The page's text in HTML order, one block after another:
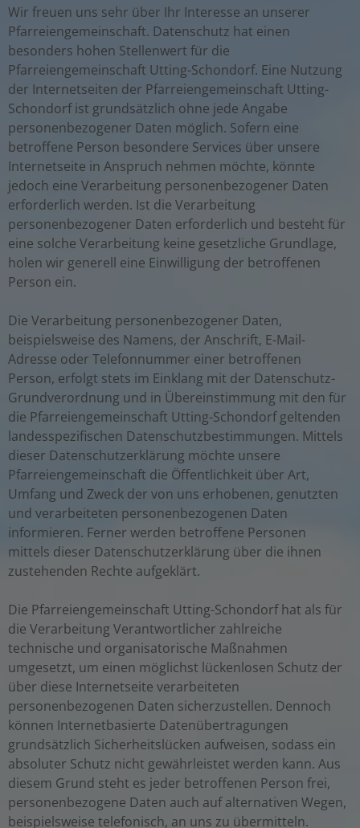
Wir freuen uns sehr über Ihr Interesse an unserer
Pfarreiengemeinschaft. Datenschutz hat einen
besonders hohen Stellenwert für die
Pfarreiengemeinschaft Utting-Schondorf. Eine Nutzung
der Internetseiten der Pfarreiengemeinschaft Utting-
Schondorf ist grundsätzlich ohne jede Angabe
personenbezogener Daten möglich. Sofern eine
betroffene Person besondere Services über unsere
Internetseite in Anspruch nehmen möchte, könnte
jedoch eine Verarbeitung personenbezogener Daten
erforderlich werden. Ist die Verarbeitung
personenbezogener Daten erforderlich und besteht für
eine solche Verarbeitung keine gesetzliche Grundlage,
holen wir generell eine Einwilligung der betroffenen
Person ein.
Die Verarbeitung personenbezogener Daten,
beispielsweise des Namens, der Anschrift, E-Mail-
Adresse oder Telefonnummer einer betroffenen
Person, erfolgt stets im Einklang mit der Datenschutz-
Grundverordnung und in Übereinstimmung mit den für
die Pfarreiengemeinschaft Utting-Schondorf geltenden
landesspezifischen Datenschutzbestimmungen. Mittels
dieser Datenschutzerklärung möchte unsere
Pfarreiengemeinschaft die Öffentlichkeit über Art,
Umfang und Zweck der von uns erhobenen, genutzten
und verarbeiteten personenbezogenen Daten
informieren. Ferner werden betroffene Personen
mittels dieser Datenschutzerklärung über die ihnen
zustehenden Rechte aufgeklärt.
Die Pfarreiengemeinschaft Utting-Schondorf hat als für
die Verarbeitung Verantwortlicher zahlreiche
technische und organisatorische Maßnahmen
umgesetzt, um einen möglichst lückenlosen Schutz der
über diese Internetseite verarbeiteten
personenbezogenen Daten sicherzustellen. Dennoch
können Internetbasierte Datenübertragungen
grundsätzlich Sicherheitslücken aufweisen, sodass ein
absoluter Schutz nicht gewährleistet werden kann. Aus
diesem Grund steht es jeder betroffenen Person frei,
personenbezogene Daten auch auf alternativen Wegen,
beispielsweise telefonisch, an uns zu übermitteln.